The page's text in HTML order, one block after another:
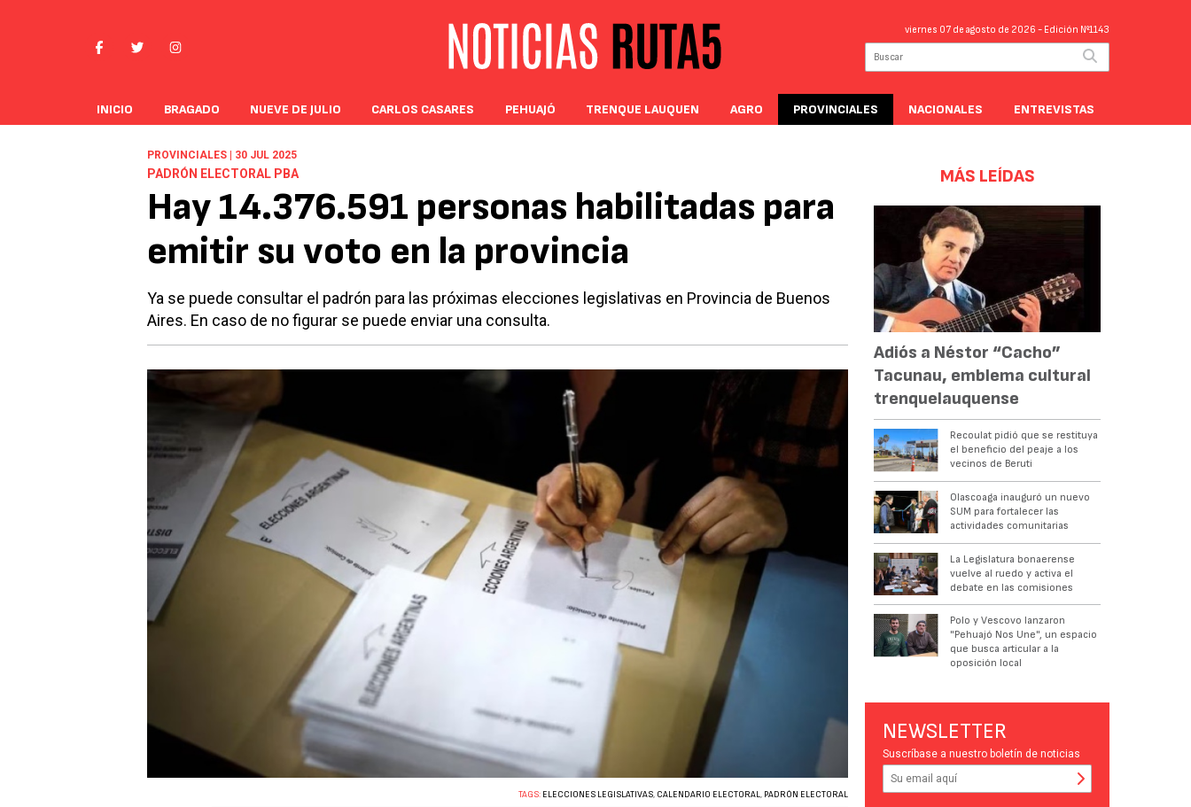
viernes 07 de agosto de 2026 - Edición Nº1143
INICIO BRAGADO NUEVE DE JULIO CARLOS CASARES PEHUAJÓ TRENQUE LAUQUEN AGRO PROVINCIALES NACIONALES ENTREVISTAS
PROVINCIALES | 30 JUL 2025
PADRÓN ELECTORAL PBA
Hay 14.376.591 personas habilitadas para
emitir su voto en la provincia
Ya se puede consultar el padrón para las próximas elecciones legislativas en Provincia de Buenos
Aires. En caso de no figurar se puede enviar una consulta.
TAGS: ELECCIONES LEGISLATIVAS, CALENDARIO ELECTORAL, PADRÓN ELECTORAL
MÁS LEÍDAS
Adiós a Néstor “Cacho”
Tacunau, emblema cultural
trenquelauquense
Recoulat pidió que se restituya
el beneficio del peaje a los
vecinos de Beruti
Olascoaga inauguró un nuevo
SUM para fortalecer las
actividades comunitarias
La Legislatura bonaerense
vuelve al ruedo y activa el
debate en las comisiones
Polo y Vescovo lanzaron
"Pehuajó Nos Une", un espacio
que busca articular a la
oposición local
NEWSLETTER
Suscríbase a nuestro boletín de noticias